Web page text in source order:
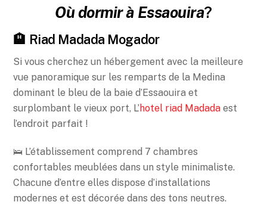
Où dormir à Essaouira?
🏨 Riad Madada Mogador
Si vous cherchez un hébergement avec la meilleure
vue panoramique sur les remparts de la Medina
dominant le bleu de la baie d’Essaouira et
surplombant le vieux port, L’ hotel riad Madadaest
l’endroit parfait !
🛌 L’établissement comprend 7 chambres
confortables meublées dans un style minimaliste.
Chacune d’entre elles dispose d’installations
modernes et est décorée dans des tons neutres.